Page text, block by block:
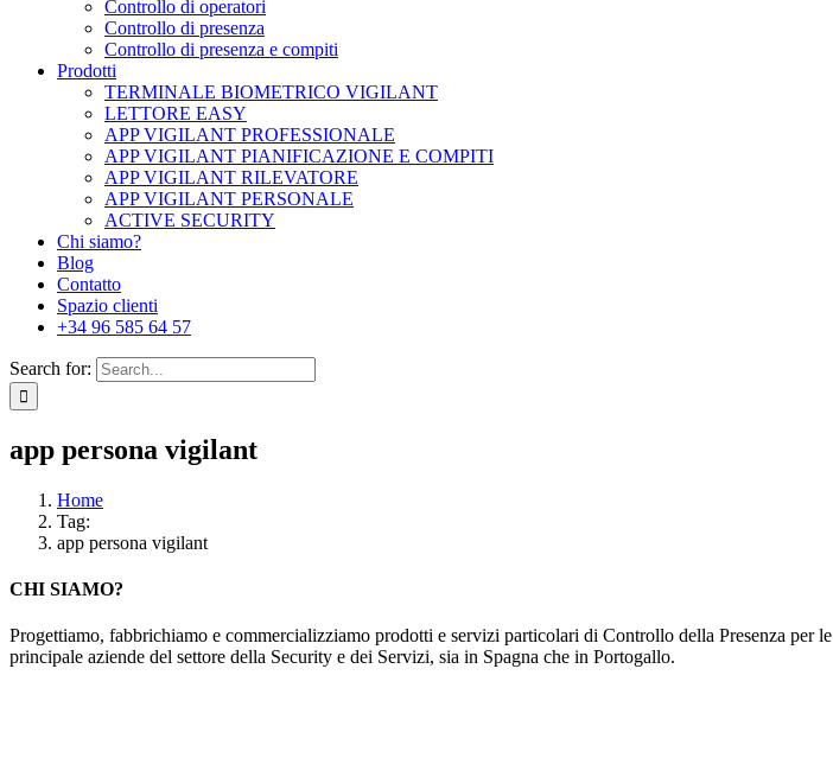
Controllo di operatori
Controllo di presenza
Controllo di presenza e compiti
Prodotti
TERMINALE BIOMETRICO VIGILANT
LETTORE EASY
APP VIGILANT PROFESSIONALE
APP VIGILANT PIANIFICAZIONE E COMPITI
APP VIGILANT RILEVATORE
APP VIGILANT PERSONALE
ACTIVE SECURITY
Chi siamo?
Blog
Contatto
Spazio clienti
+34 96 585 64 57
Search for:
app persona vigilant
Home
Tag:
app persona vigilant
CHI SIAMO?
Progettiamo, fabbrichiamo e commercializziamo prodotti e servizi particolari di Controllo della Presenza per le
principale aziende del settore della Security e dei Servizi, sia in Spagna che in Portogallo.